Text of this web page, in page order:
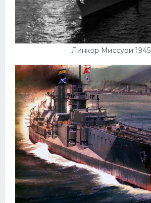
Линкор Миссури 1945